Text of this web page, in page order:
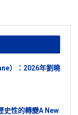
）：2026年劉曉
史性的轉變A New